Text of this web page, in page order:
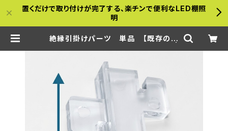
置くだけで取り付けが完了する、楽チンで便利なLED棚照
明
絶縁引掛けパーツ 単品 【既存の棚